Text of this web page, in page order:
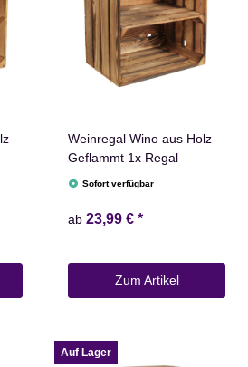
Weinregal Wino aus Holz
Geflammt 1x Regal
Sofort verfügbar
ab 23,99 € *
Zum Artikel
Auf Lager